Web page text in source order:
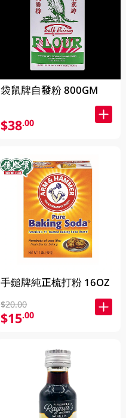
袋鼠牌自發粉 800GM
$38.00
手鎚牌純正梳打粉 16OZ
$20.00
$15.00